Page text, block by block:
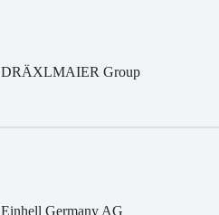
DRÄXLMAIER Group
Einhell Germany AG